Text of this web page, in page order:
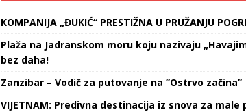
KOMPANIJA „ĐUKIĆ“ PRESTIŽNA U PRUŽANJU
Plaža na Jadranskom moru koju nazivaju
bez daha!
Zanzibar – Vodič za putovanje na ’’Ostrvo začina’’
VIJETNAM: Predivna destinacija iz snova za